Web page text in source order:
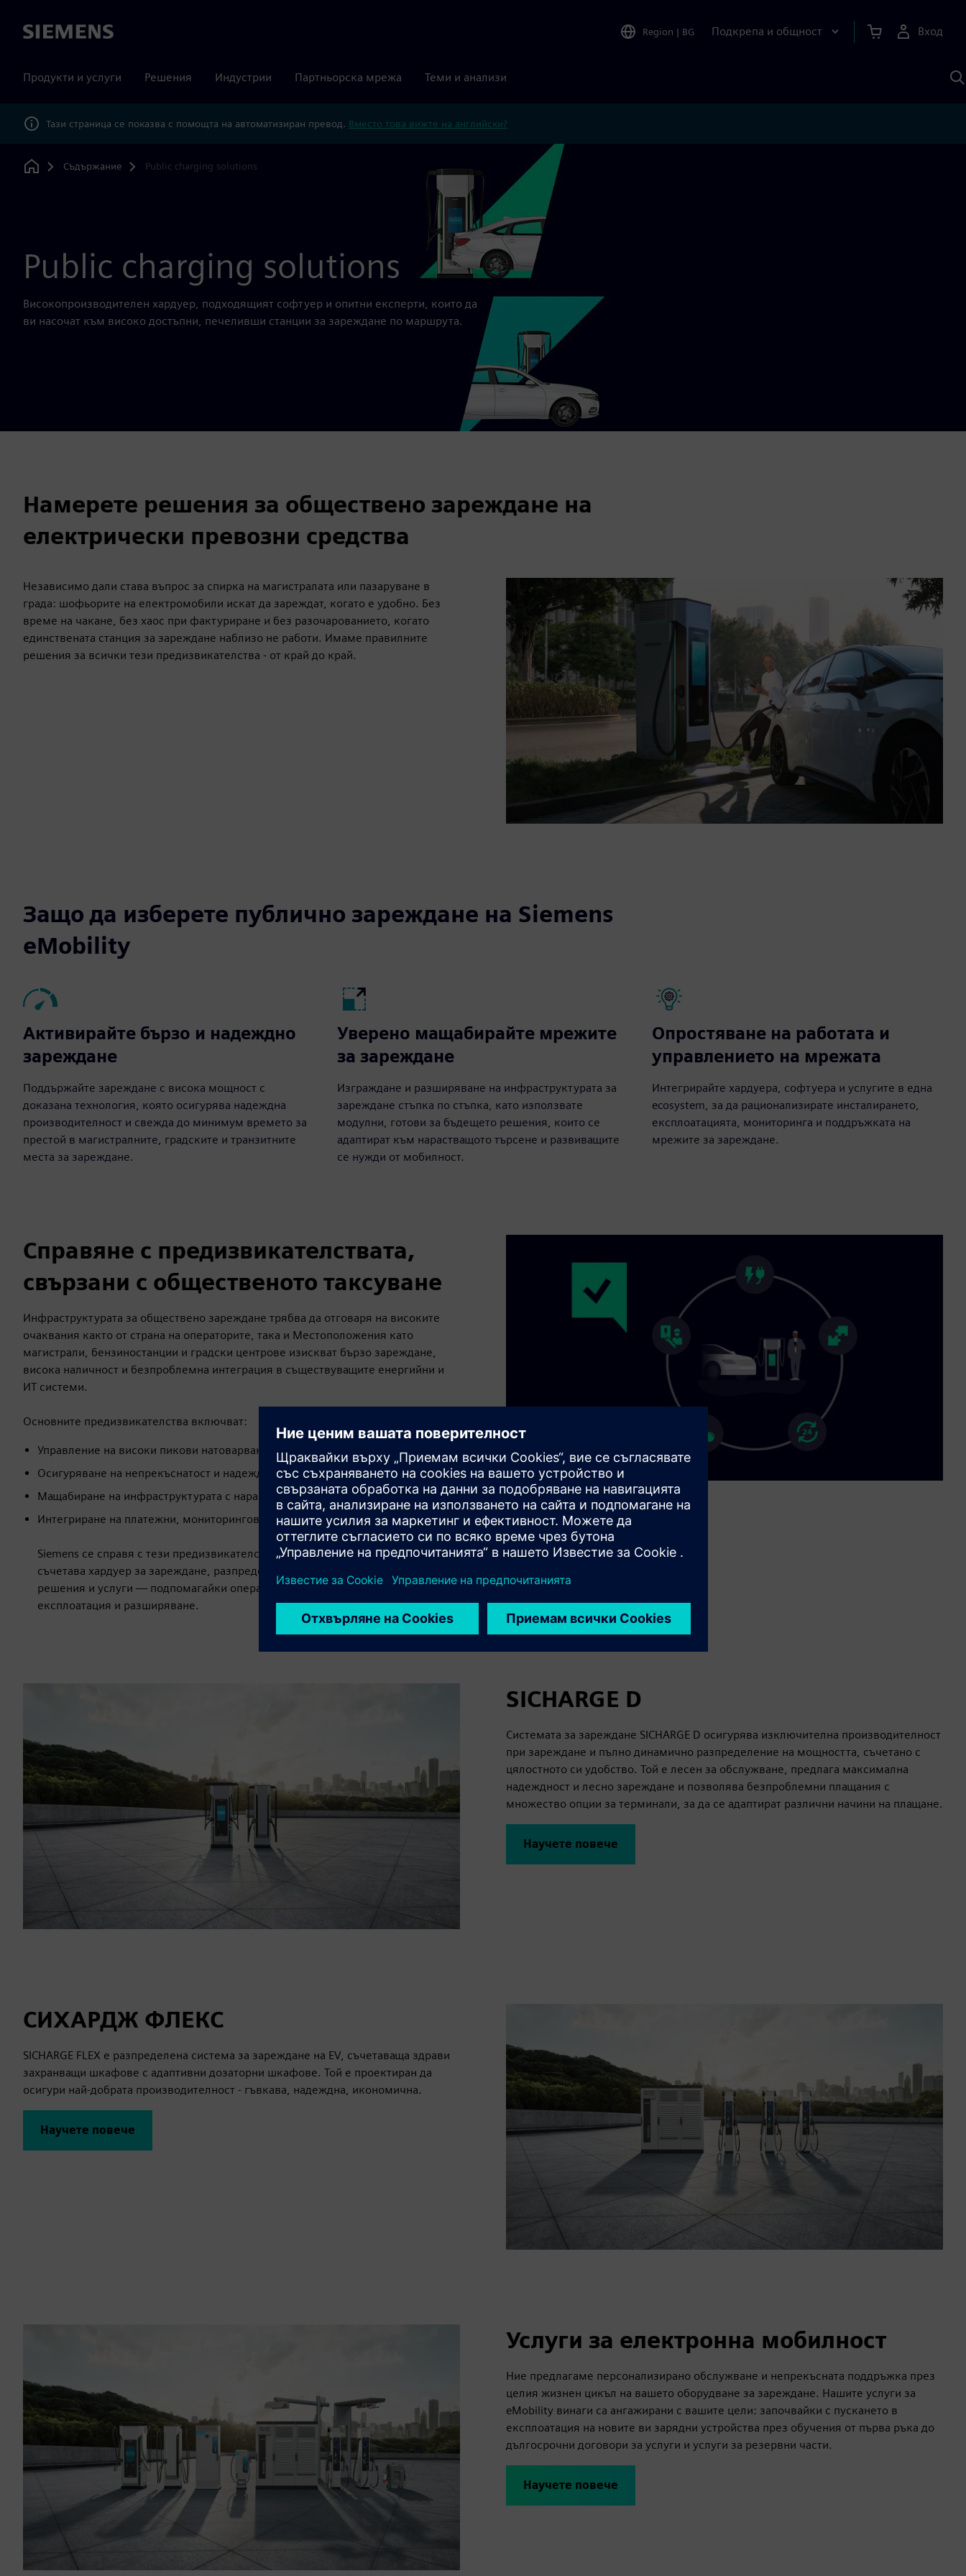
Siemens Region | BG Подкрепа и общност Вход
Продукти и услуги Решения Индустрии Партньорска мрежа Теми и анализи
с
Тази страница се показва с помощта на автоматизиран превод. Вместо това вижте на английски?
Home
Съдържание Public charging solutions
Public charging solutions
Високопроизводителен хардуер, подходящият софтуер и опитни експерти, които да
ви насочат към високо достъпни, печеливши станции за зареждане по маршрута.
Намерете решения за обществено зареждане на
електрически превозни средства
Независимо дали става въпрос за спирка на магистралата или пазаруване в
града: шофьорите на електромобили искат да зареждат, когато е удобно. Без
време на чакане, без хаос при фактуриране и без разочарованието, когато
единствената станция за зареждане наблизо не работи. Имаме правилните
решения за всички тези предизвикателства - от край до край.
Защо да изберете публично зареждане на Siemens
eMobility
Активирайте бързо и надеждно
зареждане
Поддържайте зареждане с висока мощност с
доказана технология, която осигурява надеждна
производителност и свежда до минимум времето за
престой в магистралните, градските и транзитните
места за зареждане.
Уверено мащабирайте мрежите
за зареждане
Изграждане и разширяване на инфраструктурата за
зареждане стъпка по стъпка, като използвате
модулни, готови за бъдещето решения, които се
адаптират към нарастващото търсене и развиващите
се нужди от мобилност.
Опростяване на работата и
управлението на мрежата
Интегрирайте хардуера, софтуера и услугите в една
ecosystem, за да рационализирате инсталирането,
експлоатацията, мониторинга и поддръжката на
мрежите за зареждане.
Справяне с предизвикателствата,
свързани с общественото таксуване
Инфраструктурата за обществено зареждане трябва да отговаря на високите
очаквания както от страна на операторите, така и Местоположения като
магистрали, бензиностанции и градски центрове изискват бързо зареждане,
висока наличност и безпроблемна интеграция в съществуващите енергийни и
ИТ системи.
Основните предизвикателства включват:
Управление на високи пикови натоварвания и ограничения на мрежата
Осигуряване на непрекъснатост и надеждна работа
Мащабиране на инфраструктурата с нарастването на приемането на EV
Интегриране на платежни, мониторингови и бекенд системи
Siemens се справя с тези предизвикателства с подход от край до край, който
съчетава хардуер за зареждане, разпределение на електроенергия, цифрови
решения и услуги — подпомагайки операторите от планиране до
експлоатация и разширяване.
SICHARGE D
Системата за зареждане SICHARGE D осигурява изключителна производителност
при зареждане и пълно динамично разпределение на мощността, съчетано с
цялостното си удобство. Той е лесен за обслужване, предлага максимална
надеждност и лесно зареждане и позволява безпроблемни плащания с
множество опции за терминали, за да се адаптират различни начини на плащане.
Научете повече
СИХАРДЖ ФЛЕКС
SICHARGE FLEX е разпределена система за зареждане на EV, съчетаваща здрави
захранващи шкафове с адаптивни дозаторни шкафове. Той е проектиран да
осигури най-добрата производителност - гъвкава, надеждна, икономична.
Научете повече
Услуги за електронна мобилност
Ние предлагаме персонализирано обслужване и непрекъсната поддръжка през
целия жизнен цикъл на вашето оборудване за зареждане. Нашите услуги за
eMobility винаги са ангажирани с вашите цели: започвайки с пускането в
експлоатация на новите ви зарядни устройства през обучения от първа ръка до
дългосрочни договори за услуги и услуги за резервни части.
Научете повече